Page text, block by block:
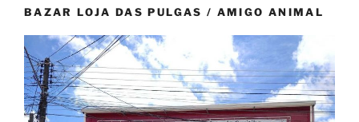
BAZAR LOJA DAS PULGAS / AMIGO ANIMAL